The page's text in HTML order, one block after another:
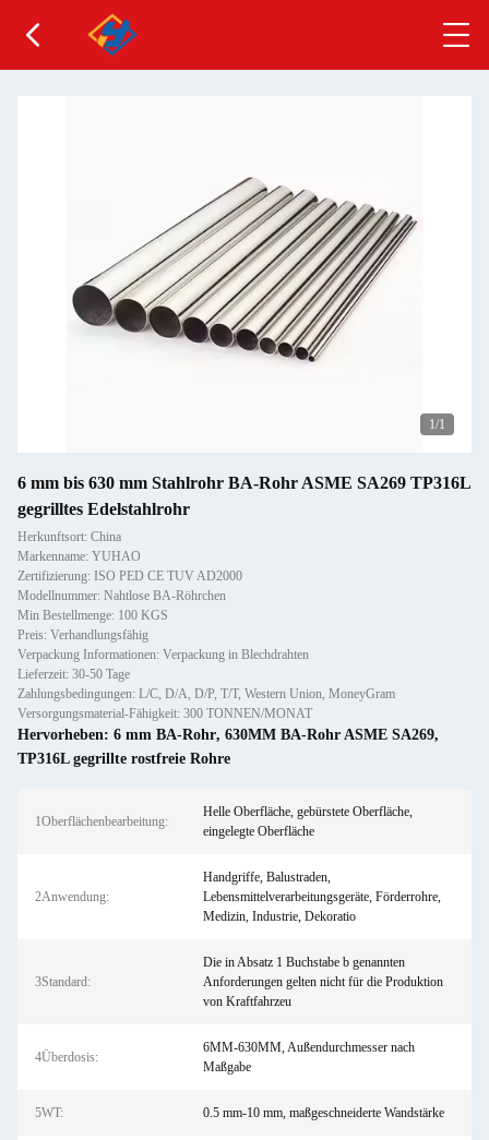
1/1
6 mm bis 630 mm Stahlrohr BA-Rohr ASME SA269 TP316L
gegrilltes Edelstahlrohr
Herkunftsort: China
Markenname: YUHAO
Zertifizierung: ISO PED CE TUV AD2000
Modellnummer: Nahtlose BA-Röhrchen
Min Bestellmenge: 100 KGS
Preis: Verhandlungsfähig
Verpackung Informationen: Verpackung in Blechdrahten
Lieferzeit: 30-50 Tage
Zahlungsbedingungen: L/C, D/A, D/P, T/T, Western Union, MoneyGram
Versorgungsmaterial-Fähigkeit: 300 TONNEN/MONAT
Hervorheben: 6 mm BA-Rohr, 630MM BA-Rohr ASME SA269,
TP316L gegrillte rostfreie Rohre
1Oberflächenbearbeitung:
Helle Oberfläche, gebürstete Oberfläche,
eingelegte Oberfläche
2Anwendung:
Handgriffe, Balustraden,
Lebensmittelverarbeitungsgeräte, Förderrohre,
Medizin, Industrie, Dekoratio
3Standard:
Die in Absatz 1 Buchstabe b genannten
Anforderungen gelten nicht für die Produktion
von Kraftfahrzeu
4Überdosis:
6MM-630MM, Außendurchmesser nach
Maßgabe
5WT: 0.5 mm-10 mm, maßgeschneiderte Wandstärke